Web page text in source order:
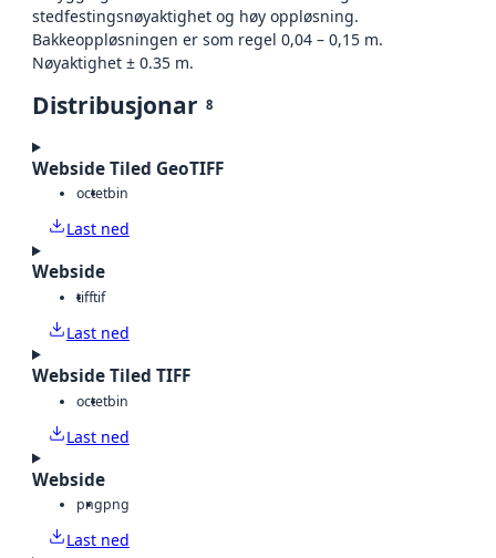
stedfestingsnøyaktighet og høy oppløsning.
Bakkeoppløsningen er som regel 0,04 – 0,15 m.
Nøyaktighet ± 0.35 m.
Distribusjonar 8
Webside Tiled GeoTIFF
octetbin
Last ned
Webside
tifftif
Last ned
Webside Tiled TIFF
octetbin
Last ned
Webside
pngpng
Last ned